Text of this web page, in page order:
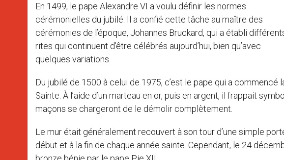
En 1499, le pape Alexandre VI a voulu définir les normes
cérémonielles du jubilé. Il a confié cette tâche au maître des
cérémonies de l’époque, Johannes Bruckard, qui a établi
rites qui continuent d’être célébrés aujourd’hui, bien qu’avec
quelques variations.
Du jubilé de 1500 à celui de 1975, c’est le pape qui a
Sainte. À l’aide d’un marteau en or, puis en argent, il frappait
maçons se chargeront de le démolir complètement.
Le mur était généralement recouvert à son tour d’une simple
début et à la fin de chaque année sainte. Cependant, le 24